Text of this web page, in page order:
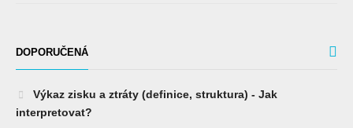
DOPORUČENÁ
Výkaz zisku a ztráty (definice, struktura) - Jak
interpretovat?